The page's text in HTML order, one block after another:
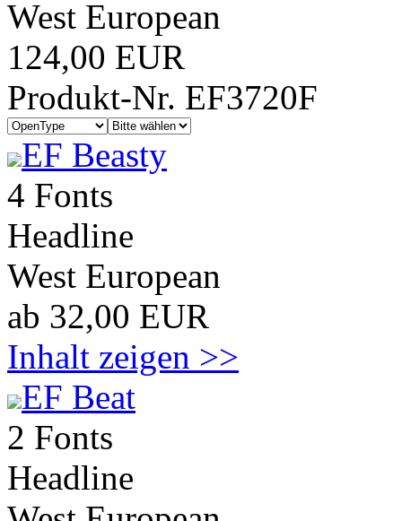
West European
124,00 EUR
Produkt-Nr. EF3720F
EF Beasty
4 Fonts
Headline
West European
ab 32,00 EUR
Inhalt zeigen >>
EF Beat
2 Fonts
Headline